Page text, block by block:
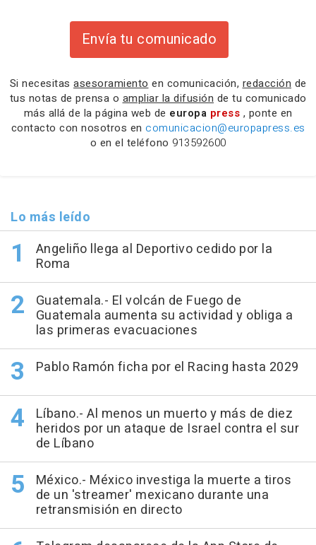
Envía tu comunicado
Si necesitas asesoramiento en comunicación, redacción de
tus notas de prensa o ampliar la difusión de tu comunicado
más allá de la página web de europa press , ponte en
contacto con nosotros en comunicacion@europapress.es
o en el teléfono 913592600
Lo más leído
Angeliño llega al Deportivo cedido por la
Roma
Guatemala.- El volcán de Fuego de
Guatemala aumenta su actividad y obliga a
las primeras evacuaciones
Pablo Ramón ficha por el Racing hasta 2029
Líbano.- Al menos un muerto y más de diez
heridos por un ataque de Israel contra el sur
de Líbano
México.- México investiga la muerte a tiros
de un 'streamer' mexicano durante una
retransmisión en directo